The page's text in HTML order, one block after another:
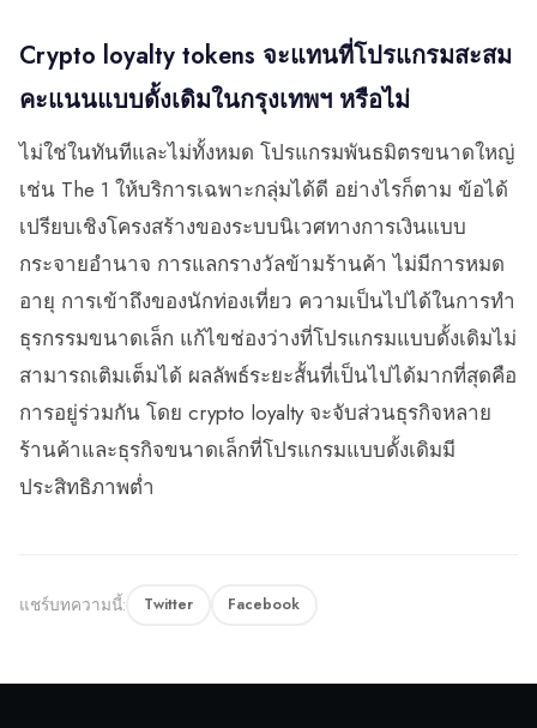
Crypto loyalty tokens จะแทนที่โปรแกรมสะสม
คะแนนแบบดั้งเดิมในกรุงเทพฯ หรือไม่
ไม่ใช่ในทันทีและไม่ทั้งหมด โปรแกรมพันธมิตรขนาดใหญ่
เช่น The 1 ให้บริการเฉพาะกลุ่มได้ดี อย่างไรก็ตาม ข้อได้
เปรียบเชิงโครงสร้างของระบบนิเวศทางการเงินแบบ
กระจายอำนาจ การแลกรางวัลข้ามร้านค้า ไม่มีการหมด
อายุ การเข้าถึงของนักท่องเที่ยว ความเป็นไปได้ในการทำ
ธุรกรรมขนาดเล็ก แก้ไขช่องว่างที่โปรแกรมแบบดั้งเดิมไม่
สามารถเติมเต็มได้ ผลลัพธ์ระยะสั้นที่เป็นไปได้มากที่สุดคือ
การอยู่ร่วมกัน โดย crypto loyalty จะจับส่วนธุรกิจหลาย
ร้านค้าและธุรกิจขนาดเล็กที่โปรแกรมแบบดั้งเดิมมี
ประสิทธิภาพต่ำ
แชร์บทความนี้: Twitter Facebook